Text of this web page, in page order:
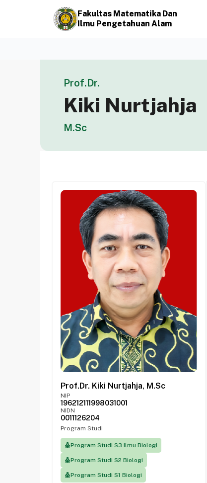
Fakultas Matematika Dan
Ilmu Pengetahuan Alam
Prof.Dr.
Kiki Nurtjahja
M.Sc
Prof.Dr. Kiki Nurtjahja, M.Sc
NIP
196212111998031001
NIDN
0011126204
Program Studi
Program Studi S3 Ilmu Biologi
Program Studi S2 Biologi
Program Studi S1 Biologi